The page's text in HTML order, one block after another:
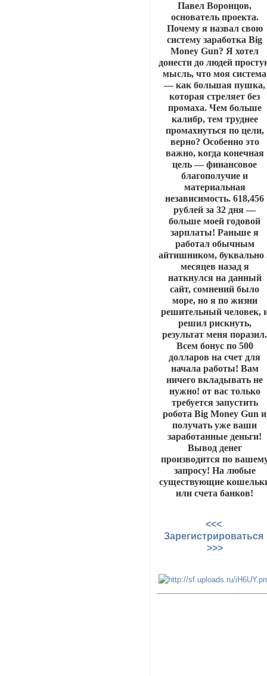
Павел Воронцов,
основатель проекта.
Почему я назвал свою
систему заработка Big
Money Gun? Я хотел
донести до людей
мысль, что моя система
— как большая пушка,
которая стреляет без
промаха. Чем больше
калибр, тем труднее
промахнуться по цели,
верно? Особенно это
важно, когда конечная
цель — финансовое
благополучие и
материальная
независимость. 618,456
рублей за 32 дня —
больше моей годовой
зарплаты! Раньше я
работал обычным
айтишником, буквально
месяцев назад я
наткнулся на данный
сайт, сомнений было
море, но я по жизни
решительный человек,
решил рискнуть,
результат меня поразил.
Всем бонус по 500
долларов на счет для
начала работы! Вам
ничего вкладывать не
нужно! от вас только
требуется запустить
робота Big Money Gun и
получать уже ваши
заработанные деньги!
Вывод денег
производится по
запросу! На любые
существующие
или счета банков!
<<<
Зарегистрироваться
>>>